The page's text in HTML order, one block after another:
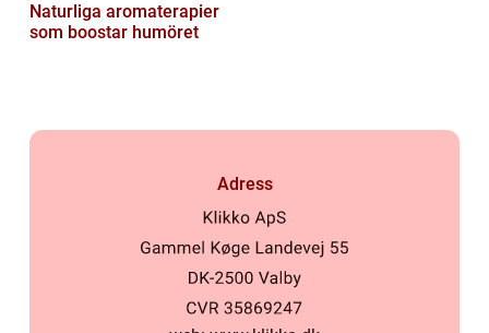
Naturliga aromaterapier
som boostar humöret
Adress